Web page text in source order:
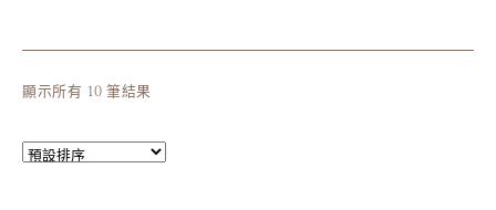
顯示所有 10 筆結果